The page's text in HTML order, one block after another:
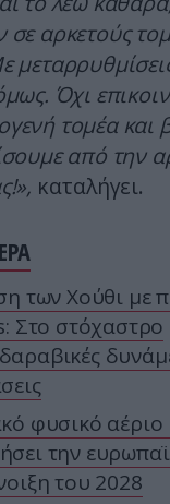
αρκετούς
Όχι
τομέα και
από την
καταλήγει.
των Χούθι με
Στο στόχαστρο
φυσικό αέριο
την
του 2028